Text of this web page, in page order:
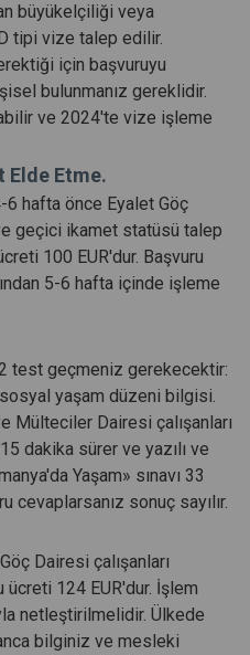
büyükelçiliği veya
tipi vize talep edilir.
için başvuruyu
bulunmanız gereklidir.
ve 2024'te vize işleme
Elde Etme.
hafta önce Eyalet Göç
geçici ikamet statüsü talep
100 EUR'dur. Başvuru
5-6 hafta içinde işleme
test geçmeniz gerekecektir:
yaşam düzeni bilgisi.
Mülteciler Dairesi çalışanları
dakika sürer ve yazılı ve
Yaşam» sınavı 33
cevaplarsanız sonuç sayılır.
Dairesi çalışanları
ücreti 124 EUR'dur. İşlem
netleştirilmelidir. Ülkede
bilginiz ve mesleki